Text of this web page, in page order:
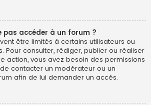
pas accéder à un forum ?
être limités à certains utilisateurs ou
Pour consulter, rédiger, publier ou réaliser
action, vous avez besoin des permissions
contacter un modérateur ou un
afin de lui demander un accès.